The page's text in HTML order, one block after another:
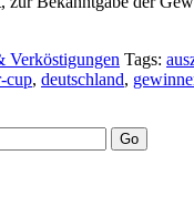
Verköstigungen Tags:
cup, deutschland,